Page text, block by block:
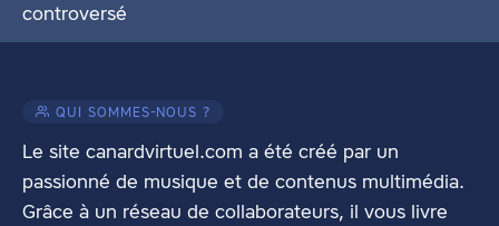
controversé
QUI SOMMES-NOUS ?
Le site canardvirtuel.com a été créé par un
passionné de musique et de contenus multimédia.
Grâce à un réseau de collaborateurs, il vous livre